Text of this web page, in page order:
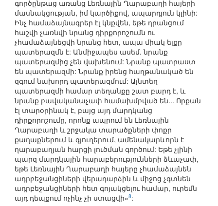
գործընթաց առանց Լեռնային Ղարաբաղի հայերի
մասնակցության, իմ կարծիքով, ապարդյուն կլինի:
Ինչ համաձայնագրեր էլ կնքվեն, եթե դրանցում
հաշվի չառնվի նրանց դիրքորոշումն ու
չհամաձայնեցվի նրանց հետ, ապա միակ ելքը
պատերազմն է: Անմիջապես ասեմ. նրանք
պատերազմից չեն վախենում: Նրանք պատրաստ
են պատերազմի: Նրանք իրենց հաղթանակած են
զգում նախորդ պատերազմում: Այնտեղ
պատերազմի համար տեղանքը շատ բարդ է, և
նրանք բավականաչափ համախմբված են... Որքան
էլ տարօրինակ է, բայց այդ մարդկանց
դիրքորոշումը, որոնք ապրում են Լեռնային
Ղարաբաղի և շրջակա տարածքների փոքր
քաղաքներում և գյուղերում, ամենակարևորն է
ղարաբաղյան հարցի լուծման գործում: Եթե չլինի
պարզ մարդկային հարաբերությունների ձևաչափ,
եթե Լեռնային Ղարաբաղի հայերը չհամաձայնեն
ադրբեջանցիների վերադարձին և միջոց չգտնեն
ադրբեջանցիների հետ գոյակցելու համար, ուրեմն
այդ դեպքում ոչինչ չի ստացվի»8: